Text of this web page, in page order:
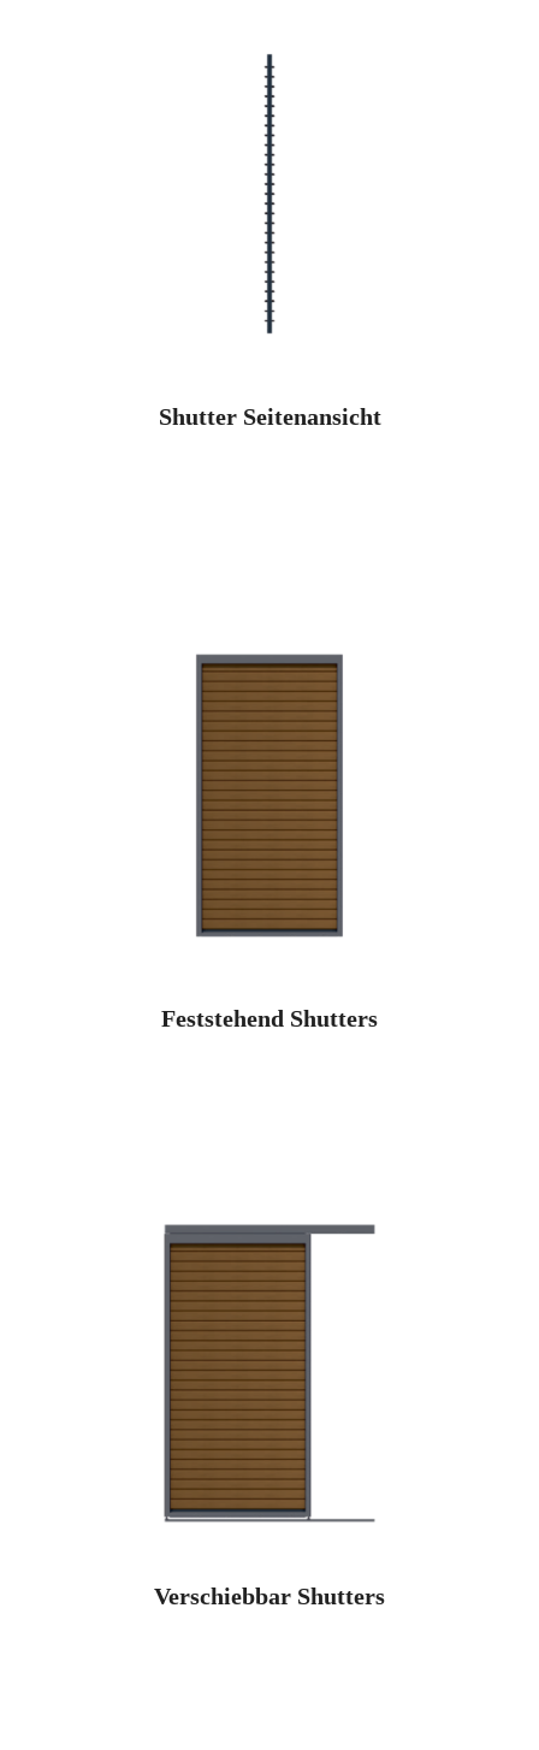
Shutter Seitenansicht
Feststehend Shutters
Verschiebbar Shutters